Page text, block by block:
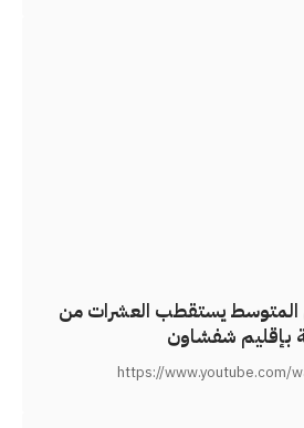
المتوسط يستقطب العشرات من
بإقليم شفشاون
https://www.youtube.com/